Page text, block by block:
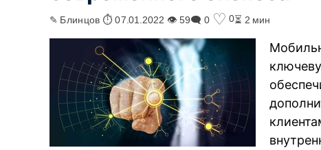
✎ Блинцов ⏱ 07.01.2022 👁 59🗨 0 ♡ 0⏳ 2 мин